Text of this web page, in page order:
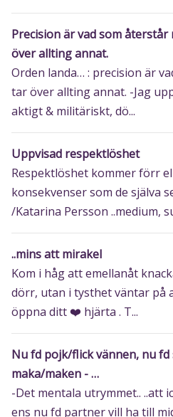
Precision är vad som
över allting annat.
Orden landa… : precision är
tar över allting annat. -Jag
aktigt & militäriskt, dö...
Uppvisad respektlöshet
Respektlöshet kommer förr
konsekvenser som de själva
/Katarina Persson ..medium,
..mins att mirakel
Kom i håg att emellanåt
dörr, utan i tysthet väntar på
öppna ditt ❤️ hjärta . T...
Nu fd pojk/flick vännen, nu
maka/maken - …
-Det mentala utrymmet.. ..att
ens nu fd partner vill ha till